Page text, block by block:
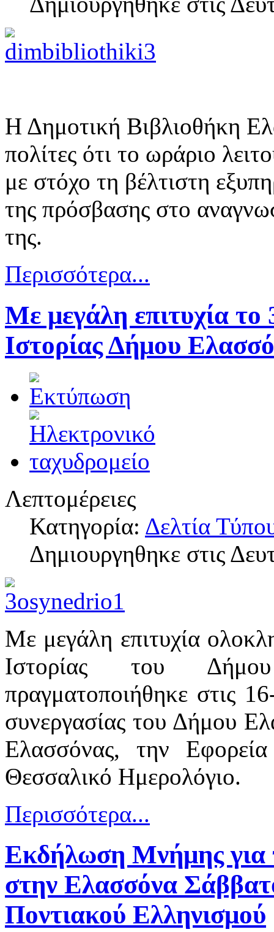
Η Δημοτική Βιβλιοθήκη
πολίτες ότι το ωράριο
με στόχο τη βέλτιστη
της πρόσβασης στο
της.
Περισσότερα...
Με μεγάλη επιτυχία το
Ιστορίας Δήμου
Λεπτομέρειες
Κατηγορία: Δελτία
Δημιουργηθηκε στις
Με μεγάλη επιτυχία
Ιστορίας του
πραγματοποιήθηκε στις
συνεργασίας του Δήμου
Ελασσόνας, την
Θεσσαλικό Ημερολόγιο.
Περισσότερα...
Εκδήλωση Μνήμης για
στην Ελασσόνα
Ποντιακού Ελληνισμού